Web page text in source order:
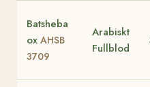
Batsheba
ox AHSB
3709
Arabiskt
Fullblod